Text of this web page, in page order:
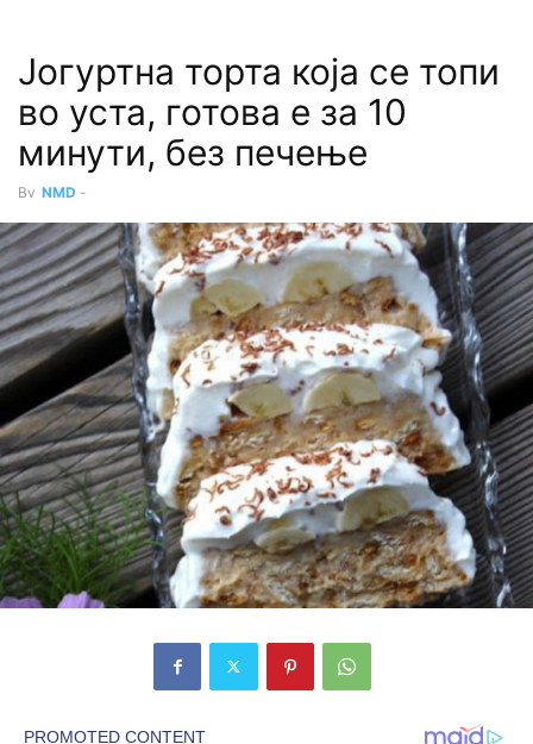
Јогуртна торта која се топи
во уста, готова е за 10
минути, без печење
By NMD -